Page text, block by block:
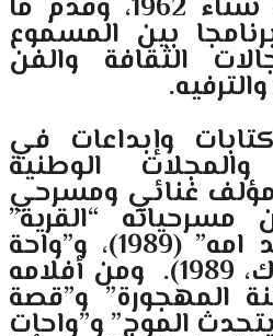
والتلفزة المغربية شتاء ‏‏1962، وقدم ما
بين المسموع
الثقافة والفن
وإبداعات في
الوطنية
مؤلف غنائي ‏ومسرحي
“القرية”
(1976)، و”راجل ولد امه” (1989)، و”واحة
‏الفرح (عمل مشترك، 1989). ومن أفلامه
المهجورة” و”قصة
الموج” ‏و”واحات